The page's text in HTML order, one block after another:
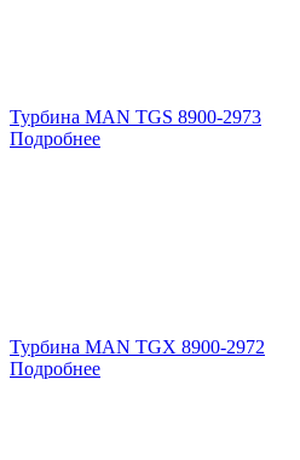
Турбина MAN TGS 8900-2973
Подробнее
Турбина MAN TGX 8900-2972
Подробнее